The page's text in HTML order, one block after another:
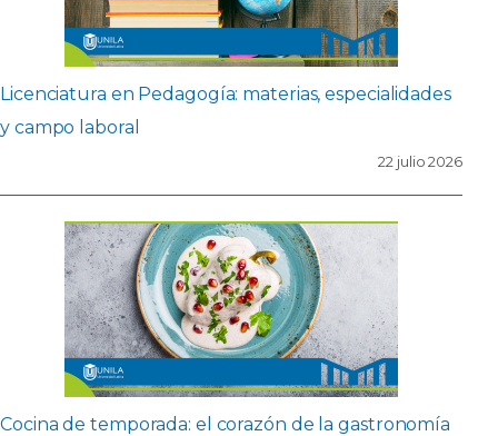
Licenciatura en Pedagogía: materias, especialidades
y campo laboral
22 julio 2026
Cocina de temporada: el corazón de la gastronomía